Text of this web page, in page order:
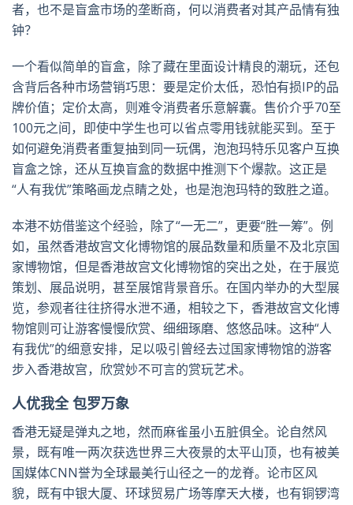
者，也不是盲盒市场的垄断商，何以消费者对其产品情有独
钟？
一个看似简单的盲盒，除了藏在里面设计精良的潮玩，还包
含背后各种市场营销巧思：要是定价太低，恐怕有损IP的品
牌价值；定价太高，则难令消费者乐意解囊。售价介乎70至
100元之间，即使中学生也可以省点零用钱就能买到。至于
如何避免消费者重复抽到同一玩偶，泡泡玛特乐见客户互换
盲盒之馀，还从互换盲盒的数据中推测下个爆款。这正是
“人有我优”策略画龙点睛之处，也是泡泡玛特的致胜之道。
本港不妨借鉴这个经验，除了“一无二”，更要“胜一筹”。例
如，虽然香港故宫文化博物馆的展品数量和质量不及北京国
家博物馆，但是香港故宫文化博物馆的突出之处，在于展览
策划、展品说明，甚至展馆背景音乐。在国内举办的大型展
览，参观者往往挤得水泄不通，相较之下，香港故宫文化博
物馆则可让游客慢慢欣赏、细细琢磨、悠悠品味。这种“人
有我优”的细意安排，足以吸引曾经去过国家博物馆的游客
步入香港故宫，欣赏妙不可言的赏玩艺术。
人优我全 包罗万象
香港无疑是弹丸之地，然而麻雀虽小五脏俱全。论自然风
景，既有唯一两次获选世界三大夜景的太平山顶，也有被美
国媒体CNN誉为全球最美行山径之一的龙脊。论市区风
貌，既有中银大厦、环球贸易广场等摩天大楼，也有铜锣湾